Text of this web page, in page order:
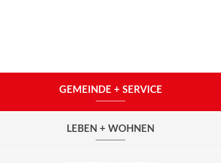
GEMEINDE + SERVICE
LEBEN + WOHNEN